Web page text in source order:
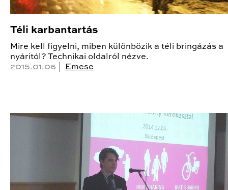
Téli karbantartás
Mire kell figyelni, miben különbözik a téli bringázás a
nyáritól? Technikai oldalról nézve.
2015.01.06 |
Emese